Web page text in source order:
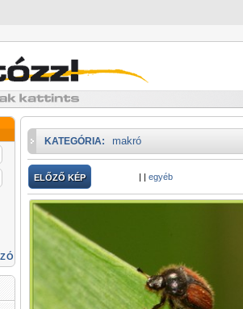
KATEGÓRIA: makró
ELŐZŐ KÉP | | egyéb